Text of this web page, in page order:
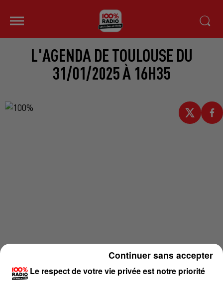
L'AGENDA DE TOULOUSE DU
31/01/2025 À 16H35
Le respect de votre vie privée est notre priorité
Continuer sans accepter